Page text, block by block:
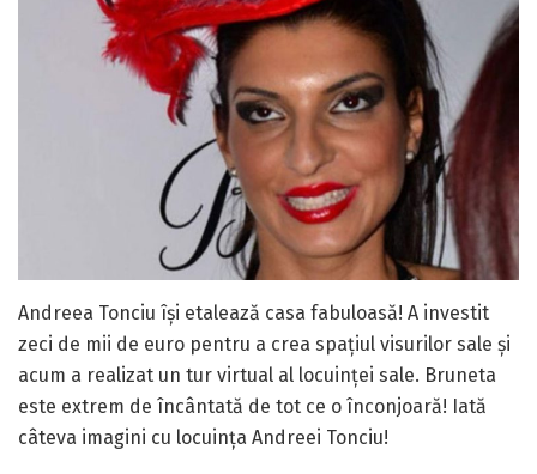
Andreea Tonciu își etalează casa fabuloasă! A investit
zeci de mii de euro pentru a crea spațiul visurilor sale și
acum a realizat un tur virtual al locuinței sale. Bruneta
este extrem de încântată de tot ce o înconjoară! Iată
câteva imagini cu locuința Andreei Tonciu!